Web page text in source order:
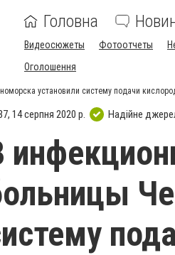
Головна
Видеосюжеты Фотоотчеты
Оголошення
установили систему подачи
14 серпня 2020 р. Надійне